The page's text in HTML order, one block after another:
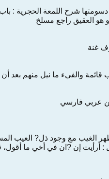
شرح‌ اللمعة الحجرية : باب‌
هو‌ العقيق‌ راجع‌ مسلخ
غنة
والفي‌ء ‌ما نيل‌ منهم‌ ‌بعد‌
عربي‌ فارسي‌
‌مع‌ وجود ‌ذل?‌ العيب‌
أرأيت‌ ‌إن‌ ‌?ان‌ ‌في‌ أخي‌ ‌ما أقول‌،